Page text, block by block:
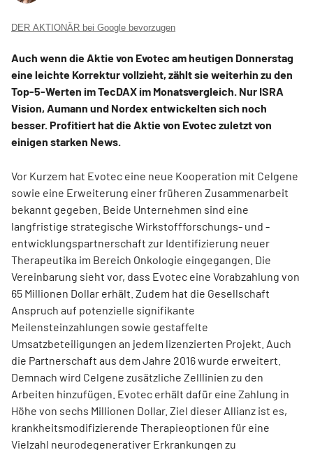
DER AKTIONÄR bei Google bevorzugen
Auch wenn die Aktie von Evotec am heutigen Donnerstag
eine leichte Korrektur vollzieht, zählt sie weiterhin zu den
Top-5-Werten im TecDAX im Monatsvergleich. Nur ISRA
Vision, Aumann und Nordex entwickelten sich noch
besser. Profitiert hat die Aktie von Evotec zuletzt von
einigen starken News.
Vor Kurzem hat Evotec eine neue Kooperation mit Celgene
sowie eine Erweiterung einer früheren Zusammenarbeit
bekannt gegeben. Beide Unternehmen sind eine
langfristige strategische Wirkstoffforschungs- und -
entwicklungspartnerschaft zur Identifizierung neuer
Therapeutika im Bereich Onkologie eingegangen. Die
Vereinbarung sieht vor, dass Evotec eine Vorabzahlung von
65 Millionen Dollar erhält. Zudem hat die Gesellschaft
Anspruch auf potenzielle signifikante
Meilensteinzahlungen sowie gestaffelte
Umsatzbeteiligungen an jedem lizenzierten Projekt. Auch
die Partnerschaft aus dem Jahre 2016 wurde erweitert.
Demnach wird Celgene zusätzliche Zelllinien zu den
Arbeiten hinzufügen. Evotec erhält dafür eine Zahlung in
Höhe von sechs Millionen Dollar. Ziel dieser Allianz ist es,
krankheitsmodifizierende Therapieoptionen für eine
Vielzahl neurodegenerativer Erkrankungen zu